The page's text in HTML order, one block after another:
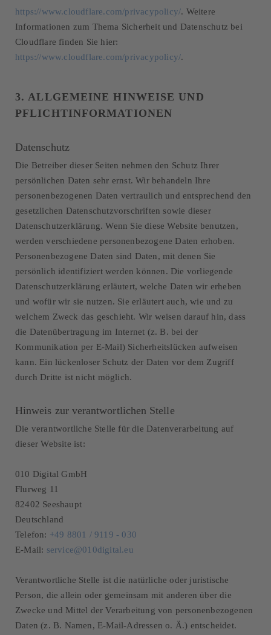
https://www.cloudflare.com/privacypolicy/. Weitere
Informationen zum Thema Sicherheit und Datenschutz bei
Cloudflare finden Sie hier:
https://www.cloudflare.com/privacypolicy/.
3. ALLGEMEINE HINWEISE UND
PFLICHTINFORMATIONEN
Datenschutz
Die Betreiber dieser Seiten nehmen den Schutz Ihrer
persönlichen Daten sehr ernst. Wir behandeln Ihre
personenbezogenen Daten vertraulich und entsprechend den
gesetzlichen Datenschutzvorschriften sowie dieser
Datenschutzerklärung. Wenn Sie diese Website benutzen,
werden verschiedene personenbezogene Daten erhoben.
Personenbezogene Daten sind Daten, mit denen Sie
persönlich identifiziert werden können. Die vorliegende
Datenschutzerklärung erläutert, welche Daten wir erheben
und wofür wir sie nutzen. Sie erläutert auch, wie und zu
welchem Zweck das geschieht. Wir weisen darauf hin, dass
die Datenübertragung im Internet (z. B. bei der
Kommunikation per E-Mail) Sicherheitslücken aufweisen
kann. Ein lückenloser Schutz der Daten vor dem Zugriff
durch Dritte ist nicht möglich.
Hinweis zur verantwortlichen Stelle
Die verantwortliche Stelle für die Datenverarbeitung auf
dieser Website ist:
010 Digital GmbH
Flurweg 11
82402 Seeshaupt
Deutschland
Telefon: +49 8801 / 9119 - 030
E-Mail: service@010digital.eu
Verantwortliche Stelle ist die natürliche oder juristische
Person, die allein oder gemeinsam mit anderen über die
Zwecke und Mittel der Verarbeitung von personenbezogenen
Daten (z. B. Namen, E-Mail-Adressen o. Ä.) entscheidet.